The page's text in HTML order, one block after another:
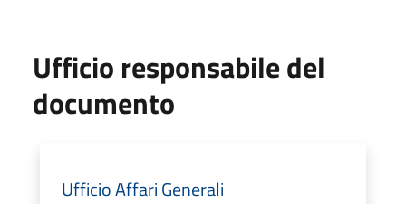
Ufficio responsabile del
documento
Ufficio Affari Generali